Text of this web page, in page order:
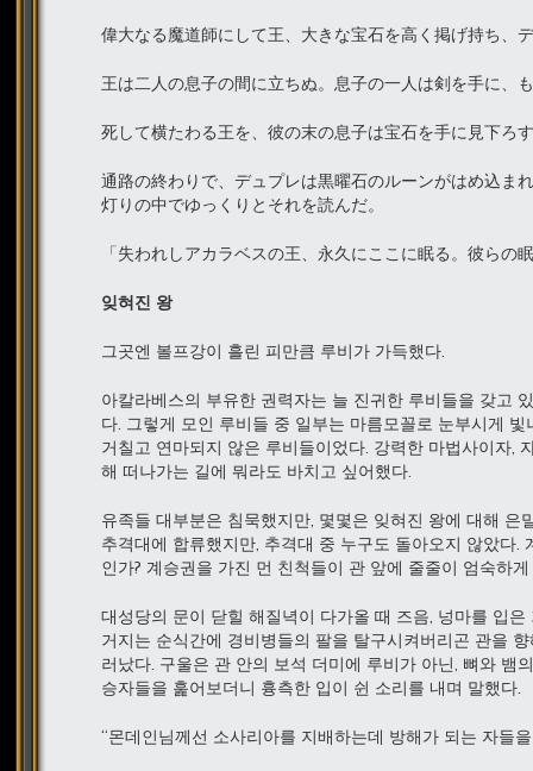
偉大なる魔道師にして王、大きな宝石を高く掲げ持ち、
王は二人の息子の間に立ちぬ。息子の一人は剣を手に、
死して横たわる王を、彼の末の息子は宝石を手に見下ろ
通路の終わりで、デュプレは黒曜石のルーンがはめ込ま
灯りの中でゆっくりとそれを読んだ。
「失われしアカラベスの王、永久にここに眠る。彼らの
잊혀진 왕
그곳엔 볼프강이 흘린 피만큼 루비가 가득했다.
아칼라베스의 부유한 권력자는 늘 진귀한 루비들을 갖고
다. 그렇게 모인 루비들 중 일부는 마름모꼴로 눈부시게
거칠고 연마되지 않은 루비들이었다. 강력한 마법사이자,
해 떠나가는 길에 뭐라도 바치고 싶어했다.
유족들 대부분은 침묵했지만, 몇몇은 잊혀진 왕에 대해
추격대에 합류했지만, 추격대 중 누구도 돌아오지 않았다
인가? 계승권을 가진 먼 친척들이 관 앞에 줄줄이 엄숙하
대성당의 문이 닫힐 해질녁이 다가올 때 즈음, 넝마를 입
거지는 순식간에 경비병들의 팔을 탈구시켜버리곤 관을
러났다. 구울은 관 안의 보석 더미에 루비가 아닌, 뼈와 뱀
승자들을 훑어보더니 흉측한 입이 쉰 소리를 내며 말했다.
“몬데인님께선 소사리아를 지배하는데 방해가 되는 자들